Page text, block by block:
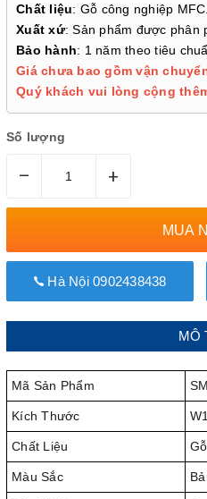
Chất liệu: Gỗ công nghiệp MFC.
Xuất xứ: Sản phẩm được phân
Bảo hành: 1 năm theo tiêu
Giá chưa bao gồm vận
Quý khách vui lòng cộng
Số lượng
– +
MUA
Hà Nội 0902438438
MÔ
Mã Sản Phẩm
Kích Thước
Chất Liệu
Màu Sắc